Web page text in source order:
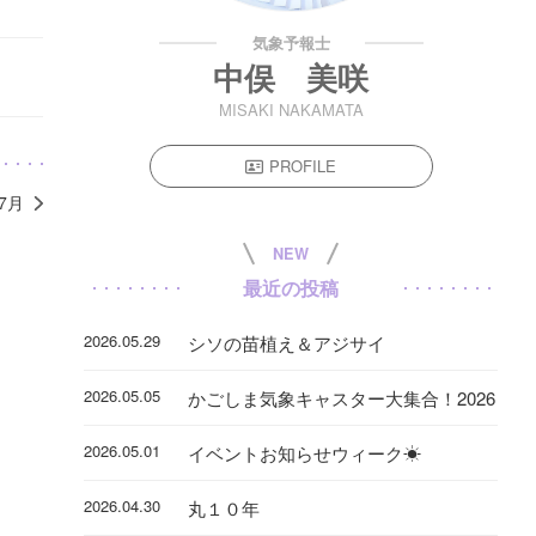
月
気象予報士
中俣 美咲
MISAKI NAKAMATA
PROFILE
NEW
最近の投稿
2026.05.29 シソの苗植え＆アジサイ
2026.05.05 かごしま気象キャスター大集合！2026
2026.05.01 イベントお知らせウィーク☀
2026.04.30 丸１０年